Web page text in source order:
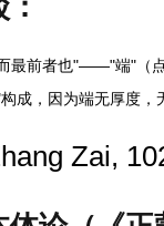
最前者也"——"端"（
成，因为端无厚度
Zai,